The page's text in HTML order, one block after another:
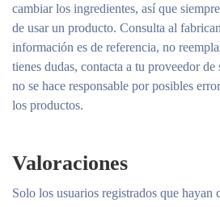
cambiar los ingredientes, así que
de usar un producto. Consulta al
información es de referencia, no
tienes dudas, contacta a tu proveedor
no se hace responsable por posibles
los productos.
Valoraciones
Solo los usuarios registrados que hayan